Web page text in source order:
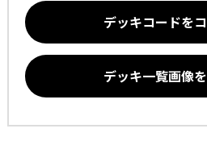
デッキコードを
デッキ一覧画像